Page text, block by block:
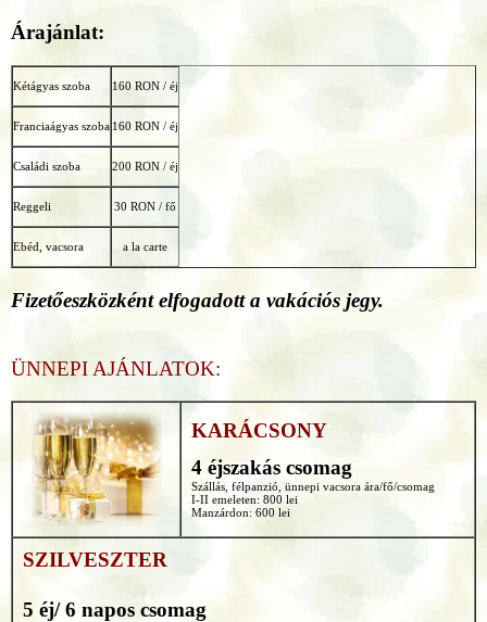
Árajánlat:
Kétágyas szoba 160 RON / éj
Franciaágyas szoba 160 RON / éj
Családi szoba 200 RON / éj
Reggeli 30 RON / fő
Ebéd, vacsora a la carte
Fizetőeszközként elfogadott a vakációs jegy.
ÜNNEPI AJÁNLATOK:
KARÁCSONY
4 éjszakás csomag
Szállás, félpanzió, ünnepi vacsora ára/fő/csomag
I-II emeleten: 800 lei
Manzárdon: 600 lei
SZILVESZTER
5 éj/ 6 napos csomag